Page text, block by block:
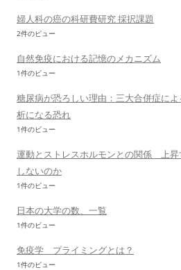
婦人科の癌の科研費研究 採択課題
2件のビュー
自然免疫における記憶のメカニズム
1件のビュー
糖尿病が恐ろしい理由：三大合併症に
析になる恐れ
1件のビュー
運動とストレスホルモンとの関係 上昇
しないのか
1件のビュー
日本の大学の数、一覧
1件のビュー
免疫学 プライミングとは？
1件のビュー